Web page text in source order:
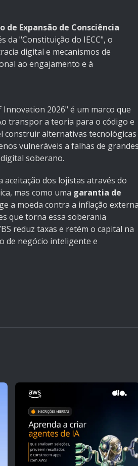
Expansão de Consciência
da "Constituição do IECC", o
digital e mecanismos de
ao engajamento e à
2026" é um marco que
transpor a teoria para o código e
construir alternativas tecnológicas
vulneráveis a falhas de
soberano.
aceitação dos lojistas através do
mas como uma garantia de
a moeda contra a inflação
que torna essa soberania
reduz taxas e retém o capital na
de negócio inteligente e